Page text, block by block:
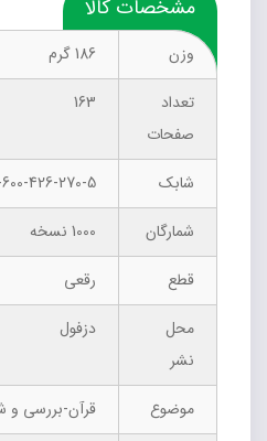
مشخصات کالا
وزن
186 گرم
تعداد
صفحات
163
شابک
426-270-5
شمارگان
1000 نسخه
قطع
رقعی
محل
نشر
دزفول
موضوع
قرآن-بررسی و